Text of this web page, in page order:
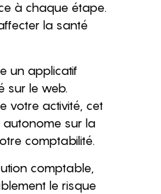
à chaque étape.
la santé
un applicatif
sur le web.
votre activité, cet
autonome sur la
comptabilité.
comptable,
le risque